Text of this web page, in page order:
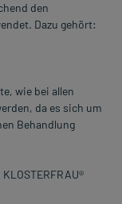
den
Dazu gehört:
wie bei allen
da es sich um
Behandlung
KLOSTERFRAU®